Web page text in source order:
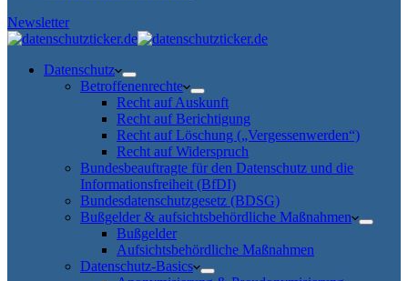
Newsletter
Datenschutz
Betroffenenrechte
Recht auf Auskunft
Recht auf Berichtigung
Recht auf Löschung („Vergessenwerden“)
Recht auf Widerspruch
Bundesbeauftragte für den Datenschutz und die
Informationsfreiheit (BfDI)
Bundesdatenschutzgesetz (BDSG)
Bußgelder & aufsichtsbehördliche Maßnahmen
Bußgelder
Aufsichtsbehördliche Maßnahmen
Datenschutz-Basics